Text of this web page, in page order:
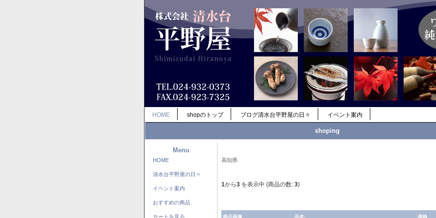
HOME shopのトップ ブログ清水台平野屋の日々 イベント案内
shoping
Menu
HOME
清水台平野屋の日々
イベント案内
おすすめの商品
カートを見る
高知県
1から3 を表示中 (商品の数: 3)
商品画像 品名- 価格